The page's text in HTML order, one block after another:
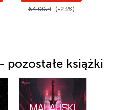
64.00zł (-23%)
pozostałe książki